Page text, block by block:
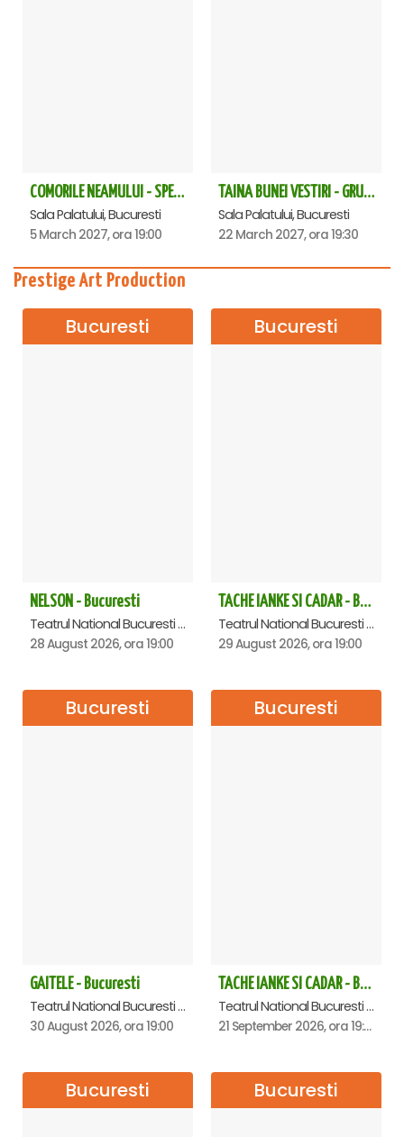
COMORILE NEAMULUI - SPECTACOL EXTRAORDINAR - Sala Palatului
Sala Palatului, Bucuresti
5 March 2027, ora 19:00
TAINA BUNEI VESTIRI - GRUPUL PSALTIC TRONOS la Sala Palatului
Sala Palatului, Bucuresti
22 March 2027, ora 19:30
Prestige Art Production
Bucuresti
NELSON - Bucuresti
Teatrul National Bucuresti - Sala Ion Caramitru, Bucuresti
28 August 2026, ora 19:00
Bucuresti
TACHE IANKE SI CADAR - Bucuresti
Teatrul National Bucuresti - Sala Ion Caramitru, Bucuresti
29 August 2026, ora 19:00
Bucuresti
GAITELE - Bucuresti
Teatrul National Bucuresti - Sala Ion Caramitru, Bucuresti
30 August 2026, ora 19:00
Bucuresti
TACHE IANKE SI CADAR - Bucuresti
Teatrul National Bucuresti - Sala Ion Caramitru, Bucuresti
21 September 2026, ora 19:00
Bucuresti Bucuresti